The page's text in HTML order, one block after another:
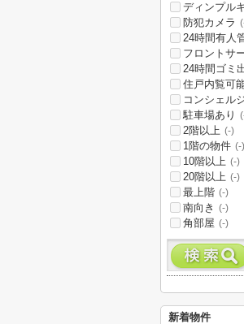
ディンプル
防犯カメラ
24時間有人
フロントサ
24時間ゴミ
住戸内覧可
コンシェル
駐車場あり
2階以上 (-)
1階の物件 (-)
10階以上 (-)
20階以上 (-)
最上階 (-)
南向き (-)
角部屋 (-)
新着物件